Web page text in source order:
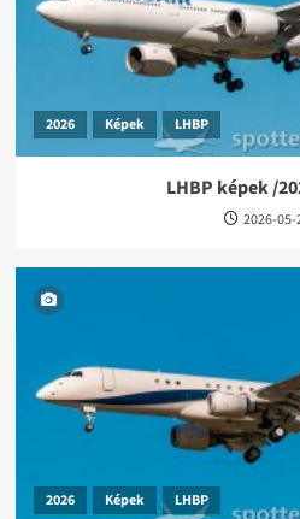
2026 Képek LHBP
LHBP képek /
2026-05-
2026 Képek LHBP